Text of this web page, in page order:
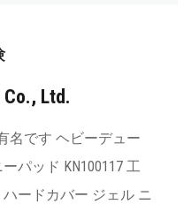
Ltd.
名です ヘビーデュー
パッド KN100117 工
ードカバー ジェル ニ